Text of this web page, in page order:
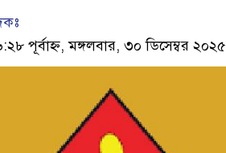
পূর্বাহ্ন, মঙ্গলবার, ৩০ ডিসেম্বর ২০২৫